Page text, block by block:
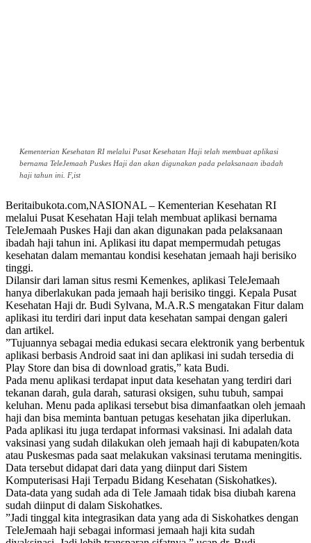
Kementerian Kesehatan RI melalui Pusat Kesehatan Haji telah membuat aplikasi
bernama TeleJemaah Puskes Haji dan akan digunakan pada pelaksanaan ibadah
haji tahun ini. F,ist
Beritaibukota.com,NASIONAL – Kementerian Kesehatan RI
melalui Pusat Kesehatan Haji telah membuat aplikasi bernama
TeleJemaah Puskes Haji dan akan digunakan pada pelaksanaan
ibadah haji tahun ini. Aplikasi itu dapat mempermudah petugas
kesehatan dalam memantau kondisi kesehatan jemaah haji berisiko
tinggi.
Dilansir dari laman situs resmi Kemenkes, aplikasi TeleJemaah
hanya diberlakukan pada jemaah haji berisiko tinggi. Kepala Pusat
Kesehatan Haji dr. Budi Sylvana, M.A.R.S mengatakan Fitur dalam
aplikasi itu terdiri dari input data kesehatan sampai dengan galeri
dan artikel.
”Tujuannya sebagai media edukasi secara elektronik yang berbentuk
aplikasi berbasis Android saat ini dan aplikasi ini sudah tersedia di
Play Store dan bisa di download gratis,” kata Budi.
Pada menu aplikasi terdapat input data kesehatan yang terdiri dari
tekanan darah, gula darah, saturasi oksigen, suhu tubuh, sampai
keluhan. Menu pada aplikasi tersebut bisa dimanfaatkan oleh jemaah
haji dan bisa meminta bantuan petugas kesehatan jika diperlukan.
Pada aplikasi itu juga terdapat informasi vaksinasi. Ini adalah data
vaksinasi yang sudah dilakukan oleh jemaah haji di kabupaten/kota
atau Puskesmas pada saat melakukan vaksinasi terutama meningitis.
Data tersebut didapat dari data yang diinput dari Sistem
Komputerisasi Haji Terpadu Bidang Kesehatan (Siskohatkes).
Data-data yang sudah ada di Tele Jamaah tidak bisa diubah karena
sudah diinput di dalam Siskohatkes.
”Jadi tinggal kita integrasikan data yang ada di Siskohatkes dengan
TeleJemaah haji sebagai informasi jemaah haji kita sudah